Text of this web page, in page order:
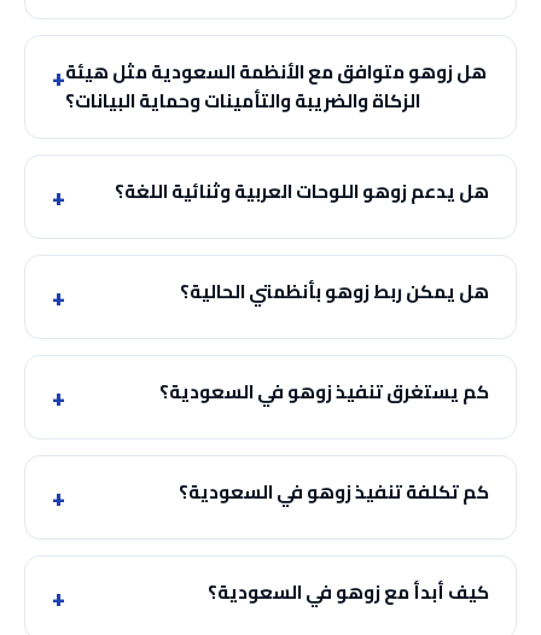
هل زوهو متوافق مع الأنظمة السعودية مثل هيئة
الزكاة والضريبة والتأمينات وحماية البيانات؟
هل يدعم زوهو اللوحات العربية وثنائية اللغة؟
هل يمكن ربط زوهو بأنظمتي الحالية؟
كم يستغرق تنفيذ زوهو في السعودية؟
كم تكلفة تنفيذ زوهو في السعودية؟
كيف أبدأ مع زوهو في السعودية؟